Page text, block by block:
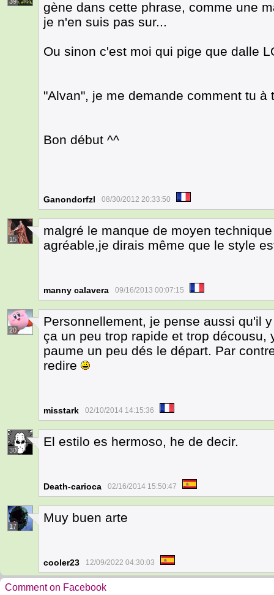
gène dans cette phrase, comme une
je n'en suis pas sur...
Ou sinon c'est moi qui pige que dalle
"Alvan", je me demande comment tu à
Bon début ^^
Ganondorfzl 08/30/2012 20:33:50
15
malgré le manque de moyen
agréable,je dirais même que le style
manny calavera 09/16/2013 00:07:15
20
Personnellement, je pense aussi qu'il
ça un peu trop rapide et trop décousu,
paume un peu dés le départ. Par
redire
misstark 02/10/2014 14:15:36
30
El estilo es hermoso, he de decir.
Death-carioca 02/16/2014 15:50:47
17
Muy buen arte
cooler23 12/09/2022 04:30:03
Comment on Facebook